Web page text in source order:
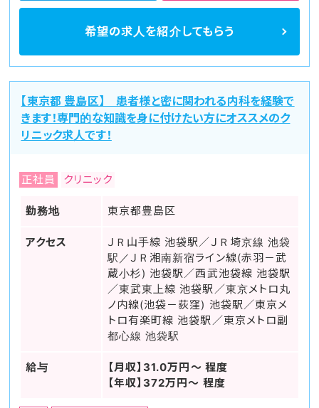
希望の求人を紹介してもらう
【東京都 豊島区】 患者様と密に関われる内科を経験で
きます！専門的な知識を身に付けたい方にオススメのク
リニック求人です！
正社員 クリニック
勤務地 東京都豊島区
アクセス
ＪＲ山手線 池袋駅／ＪＲ埼京線 池袋
駅／ＪＲ湘南新宿ライン線(赤羽－武
蔵小杉) 池袋駅／西武池袋線 池袋駅
／東武東上線 池袋駅／東京メトロ丸
ノ内線(池袋－荻窪) 池袋駅／東京メ
トロ有楽町線 池袋駅／東京メトロ副
都心線 池袋駅
給与
【月収】31.0万円～ 程度
【年収】372万円～ 程度